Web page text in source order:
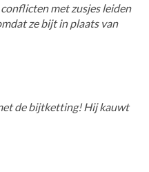
met zusjes leiden
ze bijt in plaats van
de bijtketting! Hij kauwt